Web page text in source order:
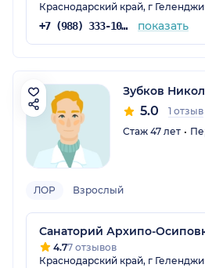
Краснодарский край, г
+7 (988) 333-10-90 показать
Зубков
5.0
1 отзыв
Стаж 47 лет
ЛОР Взрослый
Санаторий Архипо-
4.77 отзывов
Краснодарский край, г